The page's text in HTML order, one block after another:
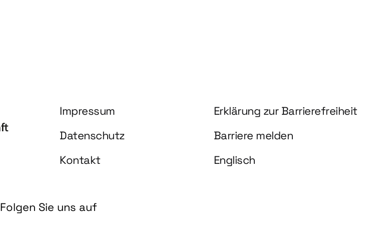
Information und Service
Impressum
Erklärung zur Barrierefreiheit
Datenschutz
Barriere melden
Kontakt
Englisch
Folgen Sie uns auf